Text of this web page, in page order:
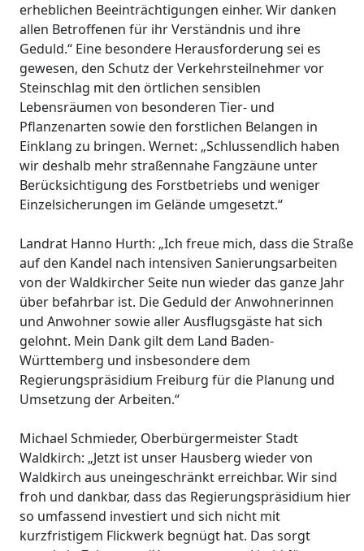
erheblichen Beeinträchtigungen einher. Wir danken
allen Betroffenen für ihr Verständnis und ihre
Geduld.“ Eine besondere Herausforderung sei es
gewesen, den Schutz der Verkehrsteilnehmer vor
Steinschlag mit den örtlichen sensiblen
Lebensräumen von besonderen Tier- und
Pflanzenarten sowie den forstlichen Belangen in
Einklang zu bringen. Wernet: „Schlussendlich haben
wir deshalb mehr straßennahe Fangzäune unter
Berücksichtigung des Forstbetriebs und weniger
Einzelsicherungen im Gelände umgesetzt.“
Landrat Hanno Hurth: „Ich freue mich, dass die Straße
auf den Kandel nach intensiven Sanierungsarbeiten
von der Waldkircher Seite nun wieder das ganze Jahr
über befahrbar ist. Die Geduld der Anwohnerinnen
und Anwohner sowie aller Ausflugsgäste hat sich
gelohnt. Mein Dank gilt dem Land Baden-
Württemberg und insbesondere dem
Regierungspräsidium Freiburg für die Planung und
Umsetzung der Arbeiten.“
Michael Schmieder, Oberbürgermeister Stadt
Waldkirch: „Jetzt ist unser Hausberg wieder von
Waldkirch aus uneingeschränkt erreichbar. Wir sind
froh und dankbar, dass das Regierungspräsidium hier
so umfassend investiert und sich nicht mit
kurzfristigem Flickwerk begnügt hat. Das sorgt